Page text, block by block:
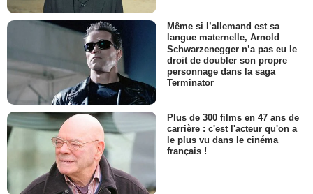
Même si l’allemand est sa
langue maternelle, Arnold
Schwarzenegger n’a pas eu le
droit de doubler son propre
personnage dans la saga
Terminator
Plus de 300 films en 47 ans de
carrière : c'est l'acteur qu'on a
le plus vu dans le cinéma
français !